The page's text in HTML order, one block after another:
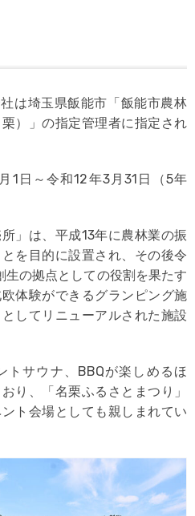
は埼玉県飯能市「飯能市農林
）」の指定管理者に指定され
1日～令和12年3月31日（5年
」は、平成13年に農林業の振
を目的に設置され、その後令
の拠点としての役割を果たす
体験ができるグランピング施
してリニューアルされた施設
トサウナ、BBQが楽しめるほ
り、「名栗ふるさとまつり」
ト会場としても親しまれてい